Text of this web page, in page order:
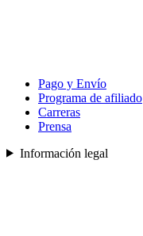
Pago y Envío
Programa de afiliado
Carreras
Prensa
Información legal